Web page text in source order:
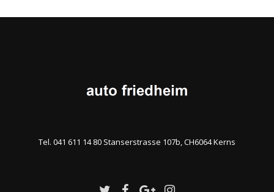
Tel. 041 611 14 80 Stanserstrasse 107b, CH6064 Kerns